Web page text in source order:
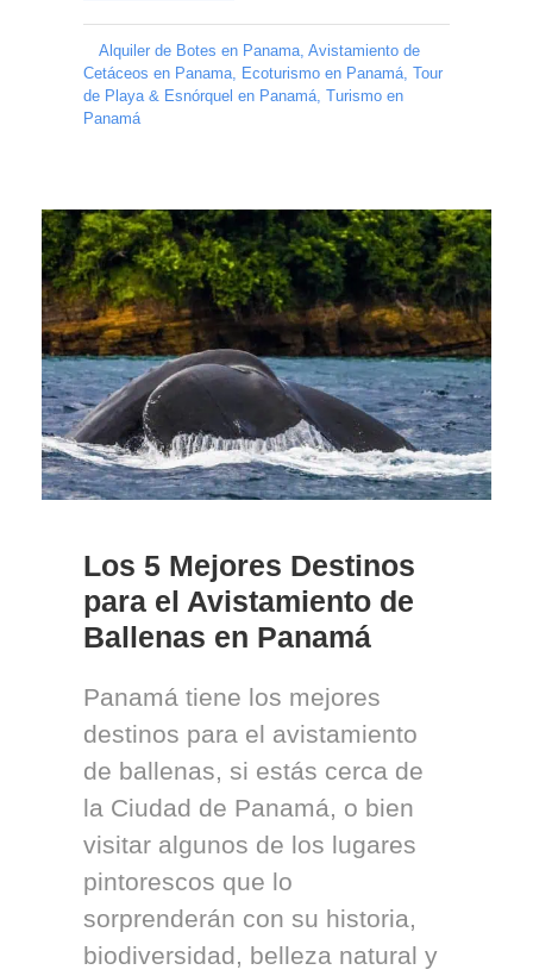
Alquiler de Botes en Panama Avistamiento de
Cetáceos en Panama Ecoturismo en Panamá Tour
de Playa & Esnórquel en Panamá Turismo en
Panamá
Los 5 Mejores Destinos
para el Avistamiento de
Ballenas en Panamá
Panamá tiene los mejores
destinos para el avistamiento
de ballenas, si estás cerca de
la Ciudad de Panamá, o bien
visitar algunos de los lugares
pintorescos que lo
sorprenderán con su historia,
biodiversidad, belleza natural y